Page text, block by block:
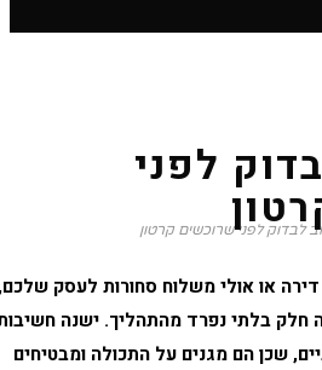
לפני שרוכשים קרטון
לפני
או אולי משלוח סחורות לעסק שלכם,
בלתי נפרד מהתהליך. ישנה חשיבות
שכן הם מגנים על התכולה ומבטיחים